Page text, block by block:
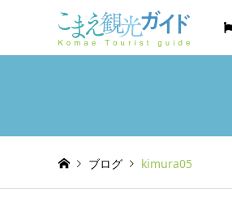
ブログ kimura05